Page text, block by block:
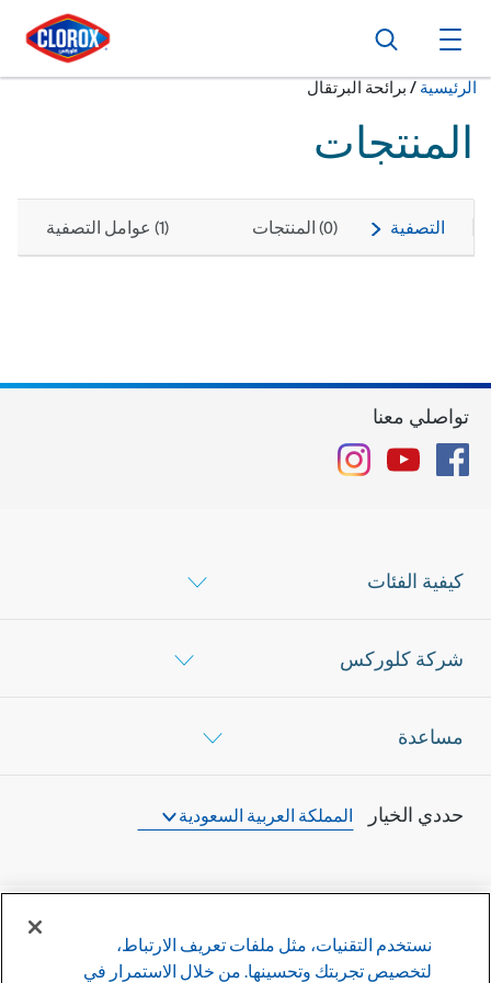
بحث
الرئيسية /حالياً:
برائحة البرتقال
المنتجات
التصفية (
0) المنتجات (
1) عوامل التصفية
كيفية الفئات
شركة كلوركس
مساعدة
حددي الخيار المملكة العربية السعودية
تواصلي معنا
Facebook
YouTube
Instagram
شركة كلوركس
نستخدم التقنيات، مثل ملفات تعريف الارتباط،
لتخصيص تجربتك وتحسينها. من خلال الاستمرار في